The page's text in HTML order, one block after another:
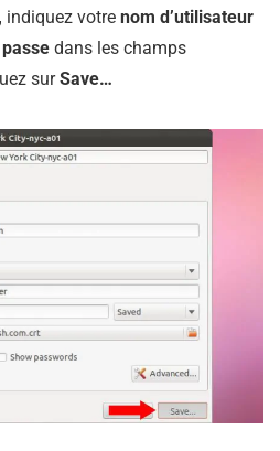
indiquez votre nom d’utilisateur
dans les champs
surSave…